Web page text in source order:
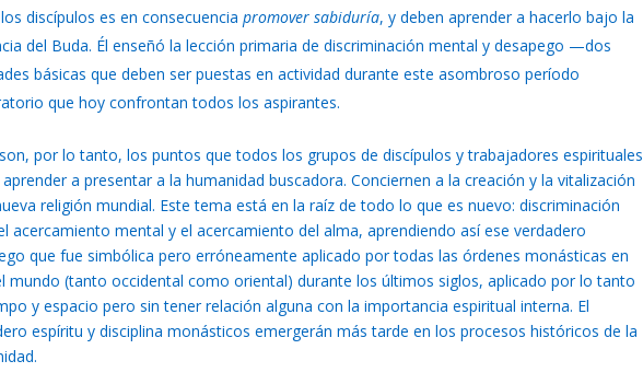
discípulos es en consecuencia promover sabiduría, y deben aprender a hacerlo bajo la
del Buda. Él enseñó la lección primaria de discriminación mental y desapego —dos
básicas que deben ser puestas en actividad durante este asombroso período
que hoy confrontan todos los aspirantes.
por lo tanto, los puntos que todos los grupos de discípulos y trabajadores espirituales
a presentar a la humanidad buscadora. Conciernen a la creación y la vitalización
religión mundial. Este tema está en la raíz de todo lo que es nuevo: discriminación
acercamiento mental y el acercamiento del alma, aprendiendo así ese verdadero
que fue simbólica pero erróneamente aplicado por todas las órdenes monásticas en
mundo (tanto occidental como oriental) durante los últimos siglos, aplicado por lo tanto
y espacio pero sin tener relación alguna con la importancia espiritual interna. El
espíritu y disciplina monásticos emergerán más tarde en los procesos históricos de la